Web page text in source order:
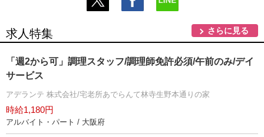
求人特集 さらに見る
「週2から可」調理スタッフ/調理師免許必須/午前のみ/デイ
サービス
アデランテ 株式会社/宅老所あでらんて林寺生野本通りの家
時給1,180円
アルバイト・パート / 大阪府